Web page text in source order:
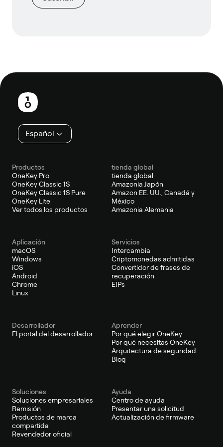
Pie
página
Español
Productos
OneKey Pro
OneKey Classic 1S
OneKey Classic 1S Pure
OneKey Lite
Ver todos los productos
tienda global
tienda global
Amazonia Japón
Amazon EE. UU., Canadá y
México
Amazonia Alemania
Aplicación
macOS
Windows
iOS
Android
Chrome
Linux
Servicios
Intercambia
Criptomonedas admitidas
Convertidor de frases de
recuperación
EIPs
Desarrollador
El portal del desarrollador
Aprender
Por qué elegir OneKey
Por qué necesitas OneKey
Arquitectura de seguridad
Blog
Soluciones
Soluciones empresariales
Remisión
Productos de marca
compartida
Revendedor oficial
Ayuda
Centro de ayuda
Presentar una solicitud
Actualización de firmware